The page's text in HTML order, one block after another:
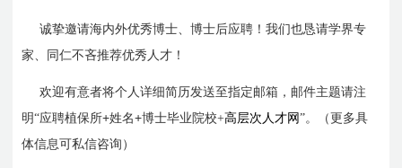
诚挚邀请海内外优秀博士、博士后应聘！我们也恳请学界专
家、同仁不吝推荐优秀人才！
欢迎有意者将个人详细简历发送至指定邮箱， 邮件主题请注
明“应聘植保所+姓名+博士毕业院校+高层次人才网”。（更多具
体信息可私信咨询）